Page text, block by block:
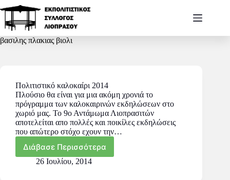
βασιλης πλακιας βιολι
Πολιτιστικό καλοκαίρι 2014
Πλούσιο θα είναι για μια ακόμη χρονιά το
πρόγραμμα των καλοκαιρινών εκδηλώσεων στο
χωριό μας. Το 9ο Αντάμωμα Λιοπρασιτών
αποτελείται απο πολλές και ποικίλες εκδηλώσεις
που απώτερο στόχο εχουν την…
Διάβασε Περισσότερα
26 Ιουλίου, 2014